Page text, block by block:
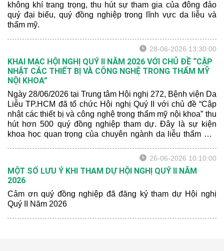
không khí trang trọng, thu hút sự tham gia của đông đảo
quý đại biểu, quý đồng nghiệp trong lĩnh vực da liễu và
thẩm mỹ.
28-06-2026 13:30:00
KHAI MẠC HỘI NGHỊ QUÝ II NĂM 2026 VỚI CHỦ ĐỀ “CẬP
NHẬT CÁC THIẾT BỊ VÀ CÔNG NGHỆ TRONG THẨM MỸ
NỘI KHOA”
Ngày 28/06/2026 tại Trung tâm Hội nghị 272, Bệnh viện Da
Liễu TP.HCM đã tổ chức Hội nghị Quý II với chủ đề “Cập
nhật các thiết bị và công nghệ trong thẩm mỹ nội khoa” thu
hút hơn 500 quý đồng nghiệp tham dự. Đây là sự kiện
khoa học quan trọng của chuyên ngành da liễu thẩm mỹ,
và chia sẻ kinh nghiệm thực hành giữa các cán bộ y tế
trong khu vực.
26-06-2026 10:10:00
MỘT SỐ LƯU Ý KHI THAM DỰ HỘI NGHỊ QUÝ II NĂM
2026
Cảm ơn quý đồng nghiệp đã đăng ký tham dự Hội nghị
Quý II Năm 2026